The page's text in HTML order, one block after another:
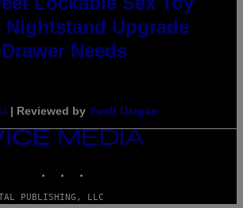
Nightstand Upgrade
Needs
| Reviewed by Ysolt Usigan
PUBLISHING, LLC